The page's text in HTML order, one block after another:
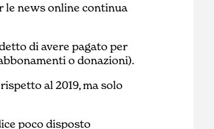
le news online continua
di avere pagato per
o donazioni).
al 2019, ma solo
poco disposto